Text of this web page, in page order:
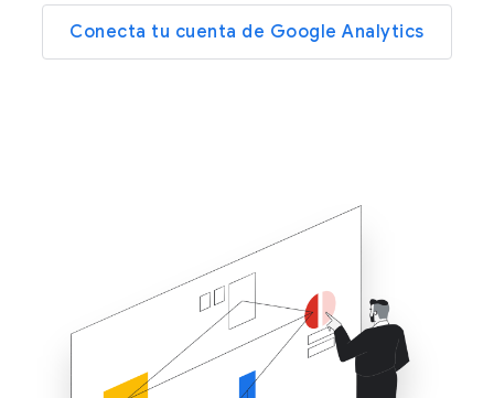
Conecta tu cuenta de Google Analytics